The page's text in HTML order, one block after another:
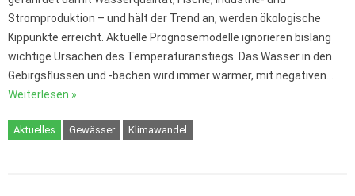
Stromproduktion – und hält der Trend an, werden ökologische
Kippunkte erreicht. Aktuelle Prognosemodelle ignorieren bislang
wichtige Ursachen des Temperaturanstiegs. Das Wasser in den
Gebirgsflüssen und -bächen wird immer wärmer, mit negativen…
Weiterlesen »
Aktuelles Gewässer Klimawandel